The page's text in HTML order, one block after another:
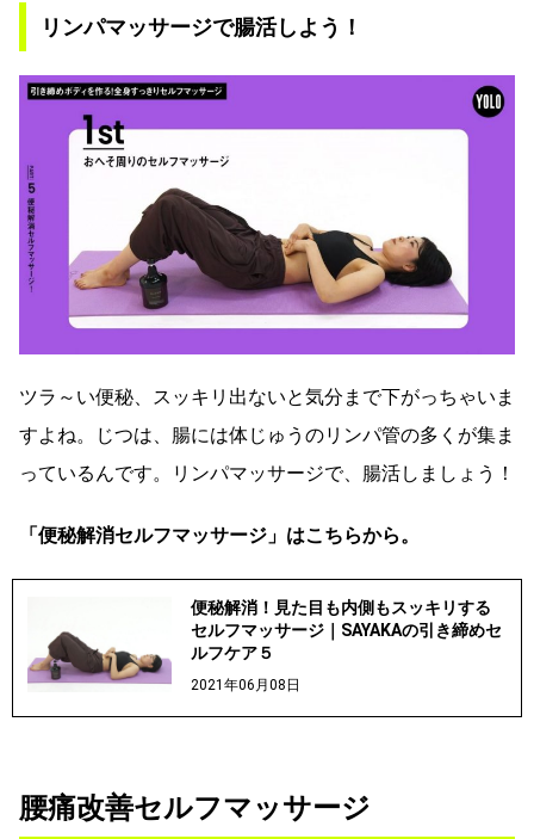
リンパマッサージで腸活しよう！
ツラ～い便秘、スッキリ出ないと気分まで下がっちゃいま
すよね。じつは、腸には体じゅうのリンパ管の多くが集ま
っているんです。リンパマッサージで、腸活しましょう！
「便秘解消セルフマッサージ」はこちらから。
便秘解消！見た目も内側もスッキリする
セルフマッサージ｜SAYAKAの引き締めセ
ルフケア５
2021年06月08日
腰痛改善セルフマッサージ